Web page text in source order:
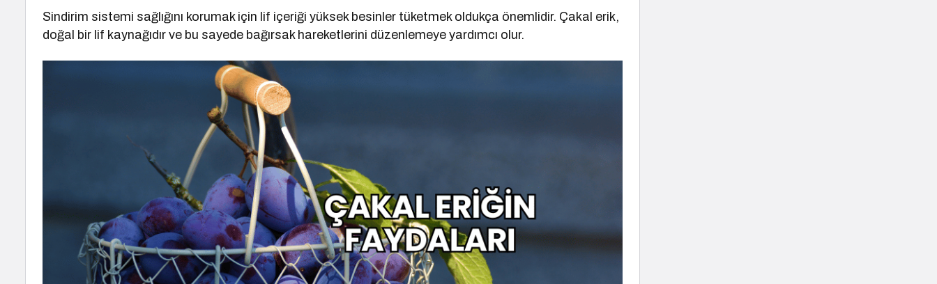
Sindirim sistemi sağlığını korumak için lif içeriği yüksek besinler tüketmek oldukça önemlidir. Çakal erik,
doğal bir lif kaynağıdır ve bu sayede bağırsak hareketlerini düzenlemeye yardımcı olur.